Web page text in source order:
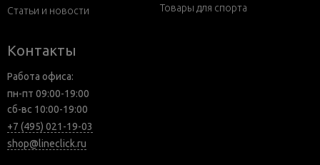
Статьи и новости
Товары для спорта
Контакты
Работа офиса:
пн-пт 09:00-19:00
сб-вс 10:00-19:00
+7 (495) 021-19-03
shop@lineclick.ru